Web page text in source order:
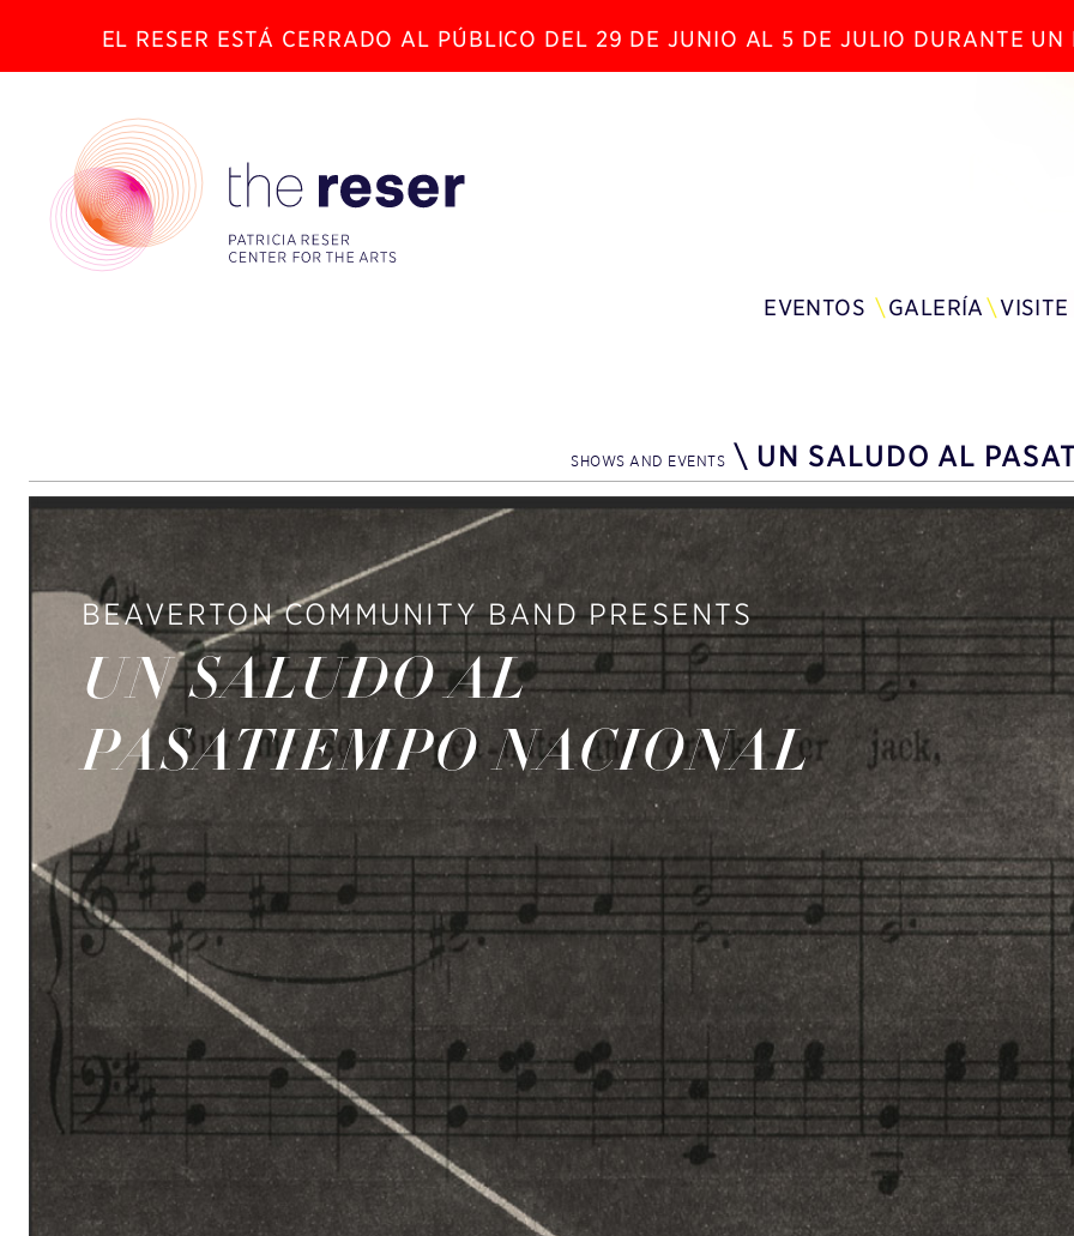
EL RESER ESTÁ CERRADO AL PÚBLICO DEL 29 DE JUNIO AL 5 DE JULIO DURANTE
EVENTOS GALERÍA VISITE
SHOWS AND EVENTS \ UN SALUDO AL
BEAVERTON COMMUNITY BAND PRESENTS
UN SALUDO AL
PASATIEMPO NACIONAL